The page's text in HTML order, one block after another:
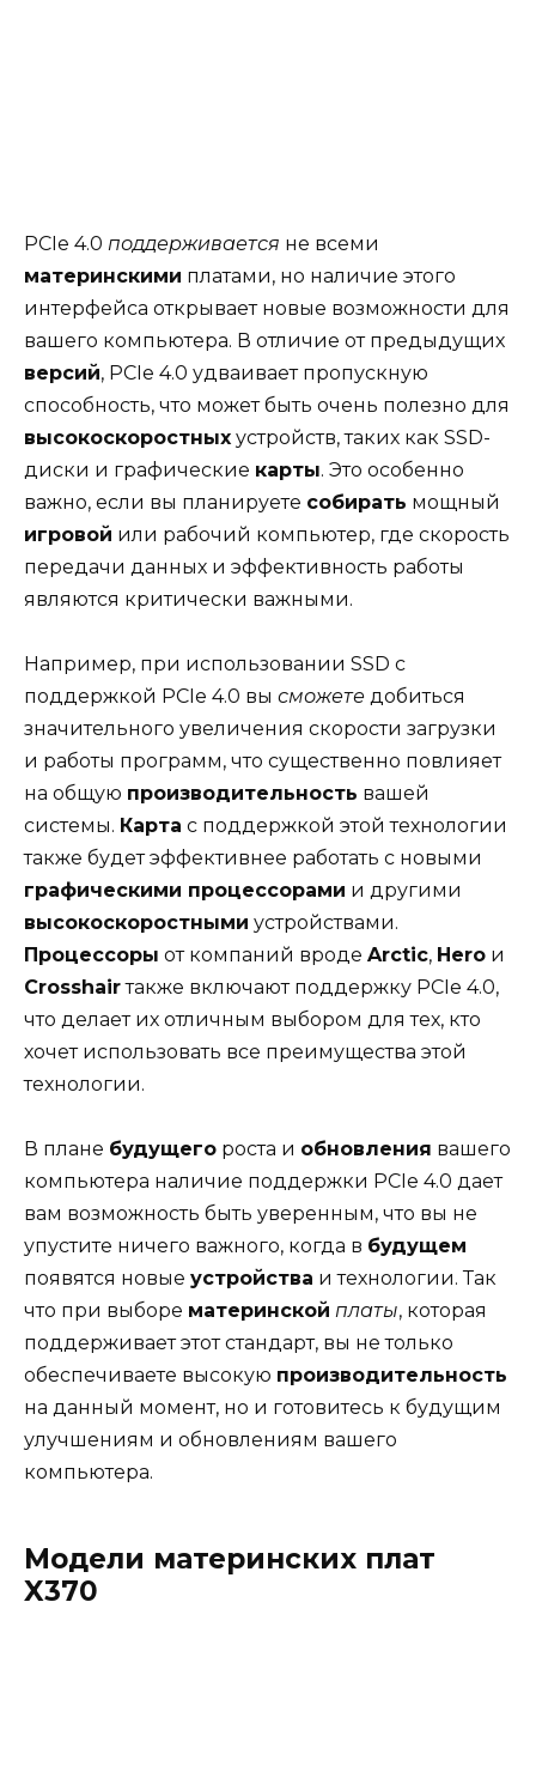
PCIe 4.0 поддерживается не всеми
материнскими платами, но наличие этого
интерфейса открывает новые возможности для
вашего компьютера. В отличие от предыдущих
версий, PCIe 4.0 удваивает пропускную
способность, что может быть очень полезно для
высокоскоростных устройств, таких как SSD-
диски и графические карты. Это особенно
важно, если вы планируете собирать мощный
игровой или рабочий компьютер, где скорость
передачи данных и эффективность работы
являются критически важными.
Например, при использовании SSD с
поддержкой PCIe 4.0 вы сможете добиться
значительного увеличения скорости загрузки
и работы программ, что существенно повлияет
на общую производительность вашей
системы. Карта с поддержкой этой технологии
также будет эффективнее работать с новыми
графическими процессорами и другими
высокоскоростными устройствами.
Процессоры от компаний вроде Arctic, Hero и
Crosshairтакже включают поддержку PCIe 4.0,
что делает их отличным выбором для тех, кто
хочет использовать все преимущества этой
технологии.
В плане будущего роста и обновления вашего
компьютера наличие поддержки PCIe 4.0 дает
вам возможность быть уверенным, что вы не
упустите ничего важного, когда в будущем
появятся новые устройства и технологии. Так
что при выборе материнской платы, которая
поддерживает этот стандарт, вы не только
обеспечиваете высокую производительность
на данный момент, но и готовитесь к будущим
улучшениям и обновлениям вашего
компьютера.
Модели материнских плат
X370